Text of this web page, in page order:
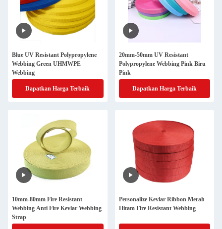
Blue UV Resistant Polypropylene
Webbing Green UHMWPE
Webbing
Dapatkan Harga Terbaik
20mm-50mm UV Resistant
Polypropylene Webbing Pink Biru
Pink
Dapatkan Harga Terbaik
10mm-80mm Fire Resistant
Webbing Anti Fire Kevlar Webbing
Strap
Personalize Kevlar Ribbon Merah
Hitam Fire Resistant Webbing